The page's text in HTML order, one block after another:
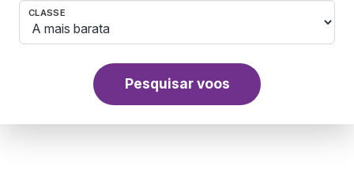
CLASSE
Pesquisar voos